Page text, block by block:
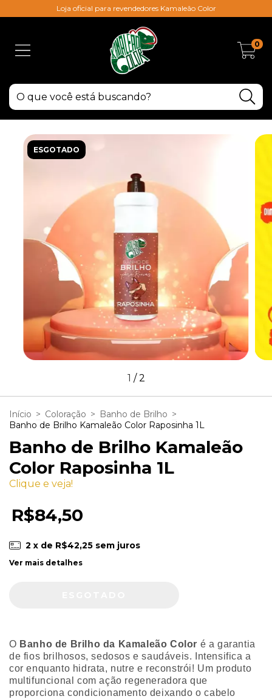
Loja oficial para revendedores Kamaleão Color
0
ESGOTADO
1 /2
Início > Coloração > Banho de Brilho >
Banho de Brilho Kamaleão Color Raposinha 1L
Banho de Brilho Kamaleão
Color Raposinha 1L
Clique e veja!
R$84,50
2 x de R$42,25 sem juros
Ver mais detalhes
O Banho de Brilho da Kamaleão Color é a garantia
de fios brilhosos, sedosos e saudáveis. Intensifica a
cor enquanto hidrata, nutre e reconstrói! Um produto
multifuncional com ação regeneradora que
proporciona condicionamento deixando o cabelo